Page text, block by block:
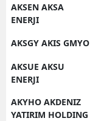
AKSEN AKSA
ENERJI
AKSGY AKIS GMYO
AKSUE AKSU
ENERJI
AKYHO AKDENIZ
YATIRIM HOLDING